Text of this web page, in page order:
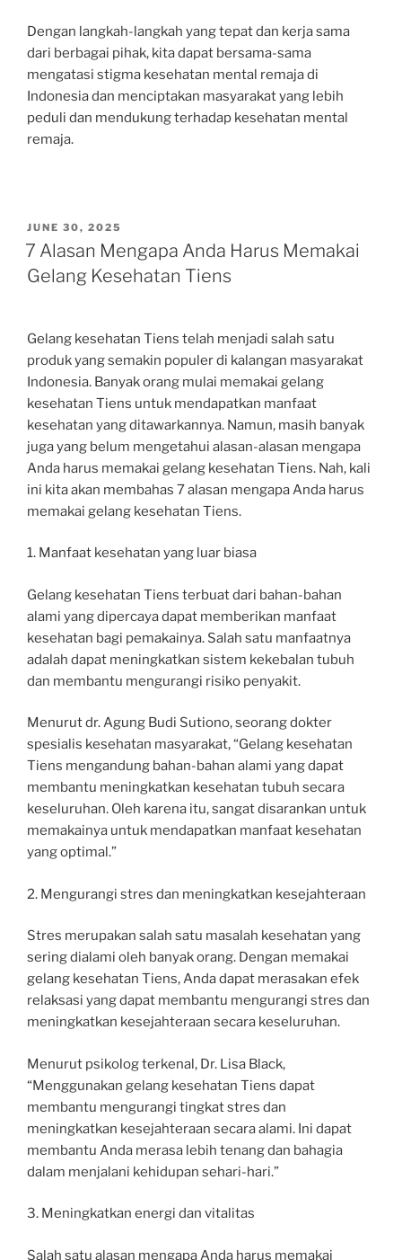
Dengan langkah-langkah yang tepat dan kerja sama
dari berbagai pihak, kita dapat bersama-sama
mengatasi stigma kesehatan mental remaja di
Indonesia dan menciptakan masyarakat yang lebih
peduli dan mendukung terhadap kesehatan mental
remaja.
POSTED
ON
JUNE 30, 2025
7 Alasan Mengapa Anda Harus Memakai
Gelang Kesehatan Tiens
Gelang kesehatan Tiens telah menjadi salah satu
produk yang semakin populer di kalangan masyarakat
Indonesia. Banyak orang mulai memakai gelang
kesehatan Tiens untuk mendapatkan manfaat
kesehatan yang ditawarkannya. Namun, masih banyak
juga yang belum mengetahui alasan-alasan mengapa
Anda harus memakai gelang kesehatan Tiens. Nah, kali
ini kita akan membahas 7 alasan mengapa Anda harus
memakai gelang kesehatan Tiens.
1. Manfaat kesehatan yang luar biasa
Gelang kesehatan Tiens terbuat dari bahan-bahan
alami yang dipercaya dapat memberikan manfaat
kesehatan bagi pemakainya. Salah satu manfaatnya
adalah dapat meningkatkan sistem kekebalan tubuh
dan membantu mengurangi risiko penyakit.
Menurut dr. Agung Budi Sutiono, seorang dokter
spesialis kesehatan masyarakat, “Gelang kesehatan
Tiens mengandung bahan-bahan alami yang dapat
membantu meningkatkan kesehatan tubuh secara
keseluruhan. Oleh karena itu, sangat disarankan untuk
memakainya untuk mendapatkan manfaat kesehatan
yang optimal.”
2. Mengurangi stres dan meningkatkan kesejahteraan
Stres merupakan salah satu masalah kesehatan yang
sering dialami oleh banyak orang. Dengan memakai
gelang kesehatan Tiens, Anda dapat merasakan efek
relaksasi yang dapat membantu mengurangi stres dan
meningkatkan kesejahteraan secara keseluruhan.
Menurut psikolog terkenal, Dr. Lisa Black,
“Menggunakan gelang kesehatan Tiens dapat
membantu mengurangi tingkat stres dan
meningkatkan kesejahteraan secara alami. Ini dapat
membantu Anda merasa lebih tenang dan bahagia
dalam menjalani kehidupan sehari-hari.”
3. Meningkatkan energi dan vitalitas
Salah satu alasan mengapa Anda harus memakai